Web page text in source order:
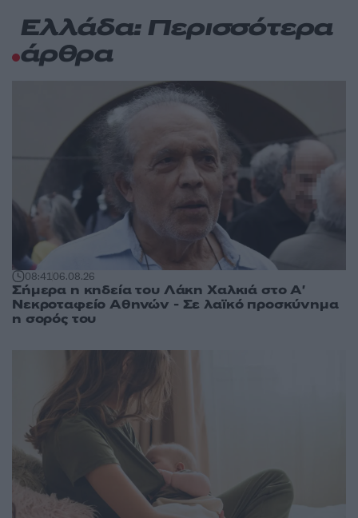
Ελλάδα: Περισσότερα
άρθρα
08:4106.08.26
Σήμερα η κηδεία του Λάκη Χαλκιά στο Α'
Νεκροταφείο Αθηνών - Σε λαϊκό προσκύνημα
η σορός του